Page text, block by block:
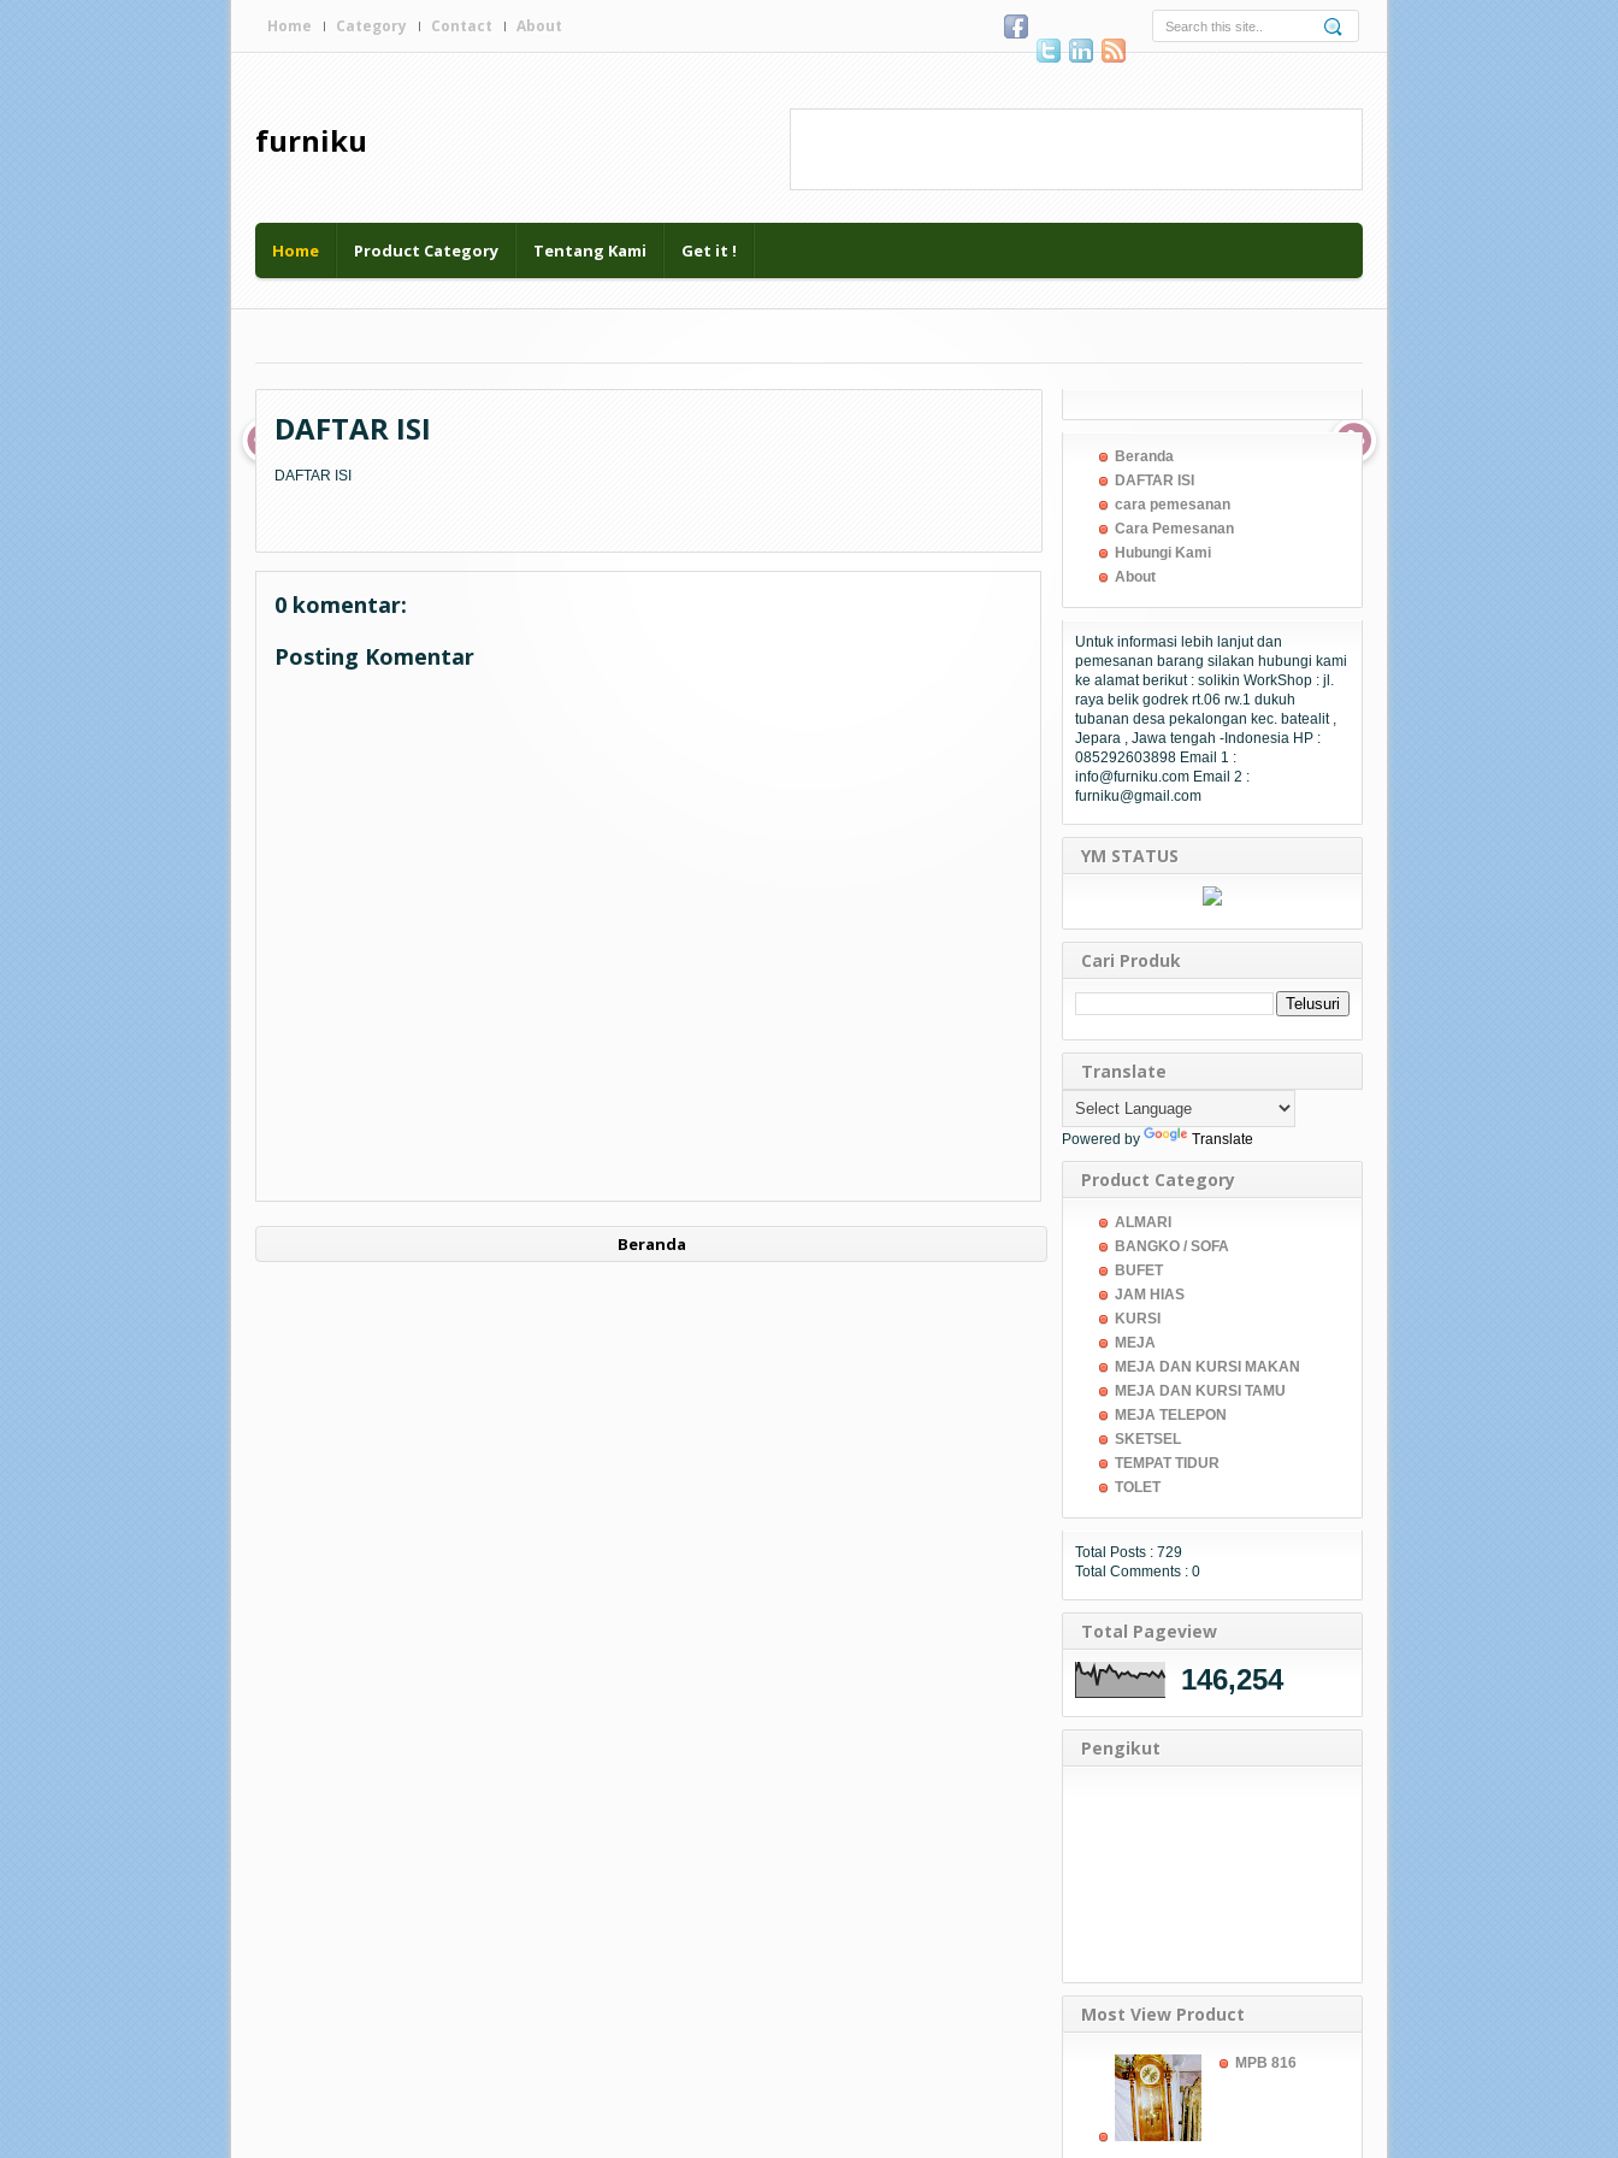
Home Category Contact About
furniku
Home Product Category Tentang Kami Get it !
DAFTAR ISI
DAFTAR ISI
0 komentar:
Posting Komentar
Beranda
Beranda
DAFTAR ISI
cara pemesanan
Cara Pemesanan
Hubungi Kami
About
Untuk informasi lebih lanjut dan
pemesanan barang silakan hubungi kami
ke alamat berikut : solikin WorkShop : jl.
raya belik godrek rt.06 rw.1 dukuh
tubanan desa pekalongan kec. batealit ,
Jepara , Jawa tengah -Indonesia HP :
085292603898 Email 1 :
info@furniku.com Email 2 :
furniku@gmail.com
YM STATUS
Cari Produk
Translate
Powered by Translate
Product Category
ALMARI
BANGKO / SOFA
BUFET
JAM HIAS
KURSI
MEJA
MEJA DAN KURSI MAKAN
MEJA DAN KURSI TAMU
MEJA TELEPON
SKETSEL
TEMPAT TIDUR
TOLET
Total Posts : 729
Total Comments : 0
Total Pageview
146,254
Pengikut
Most View Product
MPB 816